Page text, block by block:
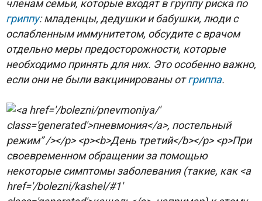
членам семьи, которые входят в группу риска по
гриппу: младенцы, дедушки и бабушки, люди с
ослабленным иммунитетом, обсудите с врачом
отдельно меры предосторожности, которые
необходимо принять для них. Это особенно важно,
если они не были вакцинированы отгриппа.